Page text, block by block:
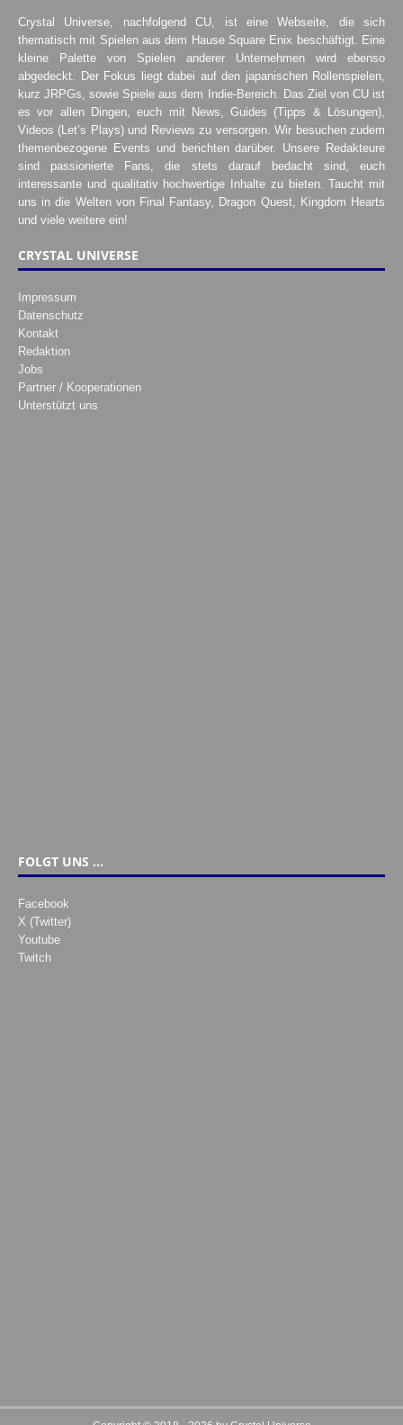
Crystal Universe, nachfolgend CU, ist eine Webseite, die sich
thematisch mit Spielen aus dem Hause Square Enix beschäftigt. Eine
kleine Palette von Spielen anderer Unternehmen wird ebenso
abgedeckt. Der Fokus liegt dabei auf den japanischen Rollenspielen,
kurz JRPGs, sowie Spiele aus dem Indie-Bereich. Das Ziel von CU ist
es vor allen Dingen, euch mit News, Guides (Tipps & Lösungen),
Videos (Let’s Plays) und Reviews zu versorgen. Wir besuchen zudem
themenbezogene Events und berichten darüber. Unsere Redakteure
sind passionierte Fans, die stets darauf bedacht sind, euch
interessante und qualitativ hochwertige Inhalte zu bieten. Taucht mit
uns in die Welten von Final Fantasy, Dragon Quest, Kingdom Hearts
und viele weitere ein!
CRYSTAL UNIVERSE
Impressum
Datenschutz
Kontakt
Redaktion
Jobs
Partner / Kooperationen
Unterstützt uns
FOLGT UNS …
Facebook
X (Twitter)
Youtube
Twitch